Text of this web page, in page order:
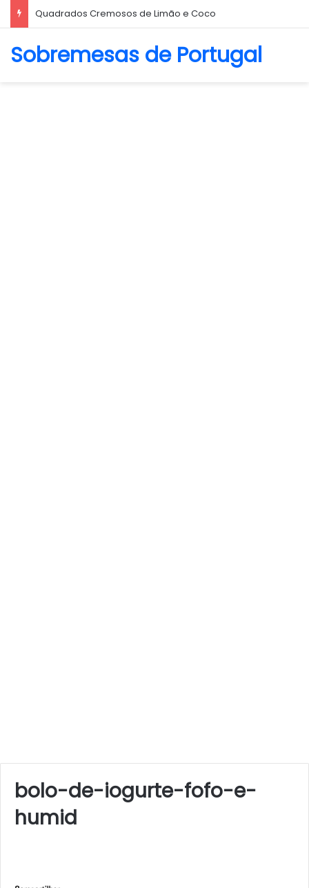
Quadrados Cremosos de Limão e Coco
Sobremesas de Portugal
bolo-de-iogurte-fofo-e-
humid